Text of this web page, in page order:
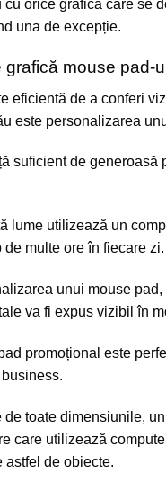
cu orice grafică care se
una de excepție.
grafică mouse pad-
eficientă de a conferi
este personalizarea
suficient de generoasă
lume utilizează un
de multe ore în fiecare zi.
unui mouse pad,
va fi expus vizibil în
promoțional este
de toate dimensiunile,
care utilizează
astfel de obiecte.